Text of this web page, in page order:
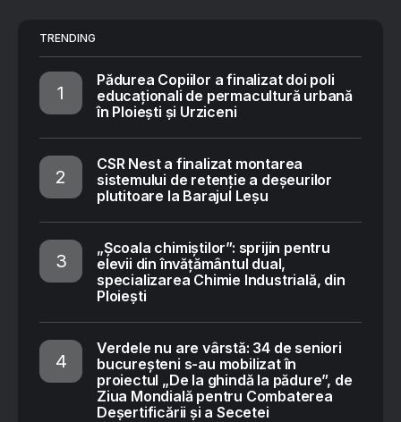
TRENDING
Pădurea Copiilor a finalizat doi poli
educaționali de permacultură urbană
în Ploiești și Urziceni
CSR Nest a finalizat montarea
sistemului de retenție a deșeurilor
plutitoare la Barajul Leșu
„Școala chimiștilor”: sprijin pentru
elevii din învățământul dual,
specializarea Chimie Industrială, din
Ploiești
Verdele nu are vârstă: 34 de seniori
bucureșteni s-au mobilizat în
proiectul „De la ghindă la pădure”, de
Ziua Mondială pentru Combaterea
Deșertificării și a Secetei